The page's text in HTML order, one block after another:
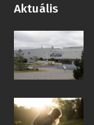
Aktuális